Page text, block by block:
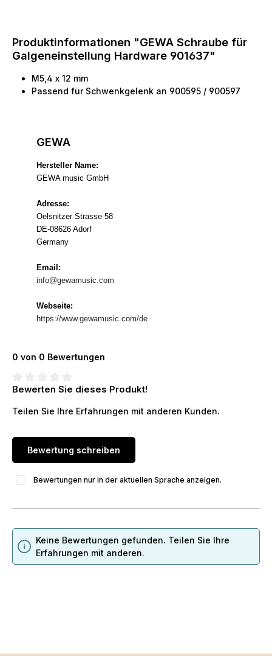
Produktinformationen "GEWA Schraube für
Galgeneinstellung Hardware 901637"
M5,4 x 12 mm
Passend für Schwenkgelenk an 900595 / 900597
GEWA
Hersteller Name:
GEWA music GmbH
Adresse:
Oelsnitzer Strasse 58
DE-08626 Adorf
Germany
Email:
info@gewamusic.com
Webseite:
https://www.gewamusic.com/de
0 von 0 Bewertungen
Durchschnittliche Bewertung von 0 von 5 Sternen
Bewerten Sie dieses Produkt!
Teilen Sie Ihre Erfahrungen mit anderen Kunden.
Bewertung schreiben
Bewertungen nur in der aktuellen Sprache anzeigen.
Keine Bewertungen gefunden. Teilen Sie Ihre
Erfahrungen mit anderen.